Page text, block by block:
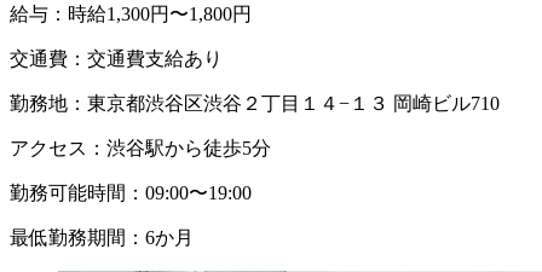
給与： 時給1,300円〜1,800円
交通費： 交通費支給あり
勤務地： 東京都渋谷区渋谷２丁目１４−１３ 岡崎ビル710
アクセス： 渋谷駅から徒歩5分
勤務可能時間： 09:00〜19:00
最低勤務期間： 6か月